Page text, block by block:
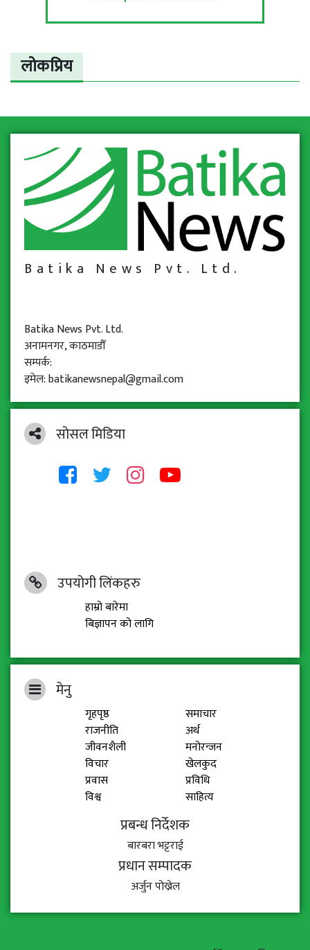
लोकप्रिय
Batika News Pvt. Ltd.
Batika News Pvt. Ltd.
अनामनगर, काठमाडौँ
सम्पर्क:
इमेल: batikanewsnepal@gmail.com
सोसल मिडिया
उपयोगी लिंकहरु
हाम्रो बारेमा
बिज्ञापन को लागि
मेनु
गृहपृष्ठ
समाचार
राजनीति
अर्थ
जीवनशैली
मनोरन्जन
विचार
खेलकुद
प्रवास
प्रविधि
विश्व
साहित्य
प्रबन्ध निर्देशक
बारबरा भट्टराई
प्रधान सम्पादक
अर्जुन पोख्रेल